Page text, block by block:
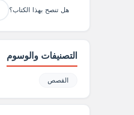
هل تنصح بهذا الكتاب؟
التصنيفات والوسوم
القصص